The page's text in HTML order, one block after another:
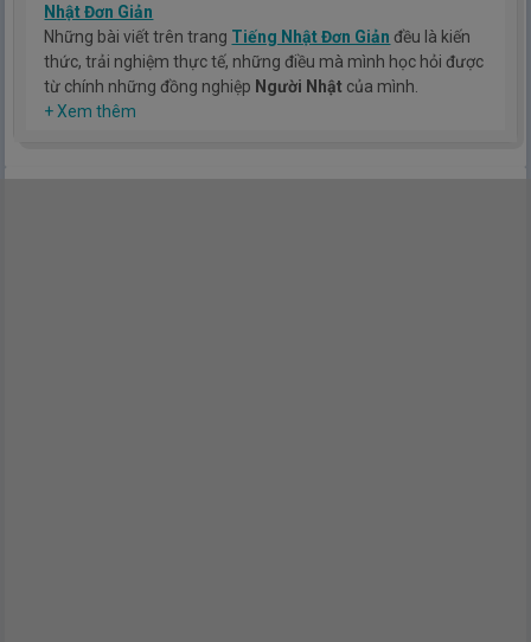
Nhật Đơn Giản
Những bài viết trên trang Tiếng Nhật Đơn Giản đều là kiến
thức, trải nghiệm thực tế, những điều mà mình học hỏi được
từ chính những đồng nghiệp Người Nhật của mình.
Hy vọng rằng kinh nghiệm mà mình có được sẽ giúp các bạn
+ Xem thêm